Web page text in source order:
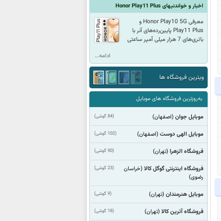
اخبار و خواندنیهای Honor Play11 Plus
معرفی Honor Play10 5G و
Play11 Plus پایین‌رده‌های آنر با
باتری‌های 7 هزار میلی آمپر ساعتی
ادامه...
ویترین فروشگاه ها
به‌روزترین فروشگاه های موبایل
(84 گوشی) موبایل جوان (اصفهان)
(102 گوشی) موبایل الهی دوست (اصفهان)
(90 گوشی) فروشگاه الزهرا (تهران)
(23 گوشی) فروشگاه اینترنتی گوگل کالا (خراسان
رضوی)
(9 گوشی) موبایل هنرمندان (تهران)
(18 گوشی) فروشگاه آترین کالا (تهران)